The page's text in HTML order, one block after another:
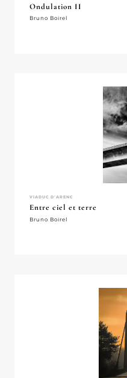
Ondulation II
Bruno Boirel
VIADUC D'ARENC
Entre ciel et terre
Bruno Boirel